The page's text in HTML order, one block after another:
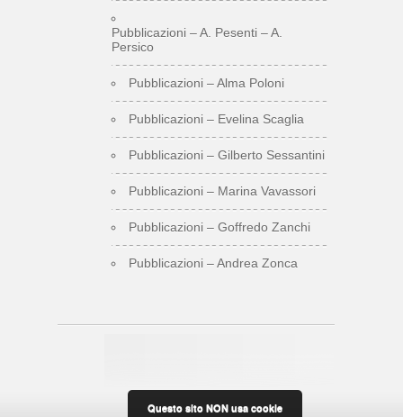
Pubblicazioni – A. Pesenti – A.
Persico
Pubblicazioni – Alma Poloni
Pubblicazioni – Evelina Scaglia
Pubblicazioni – Gilberto Sessantini
Pubblicazioni – Marina Vavassori
Pubblicazioni – Goffredo Zanchi
Pubblicazioni – Andrea Zonca
Questo sito NON usa cookie